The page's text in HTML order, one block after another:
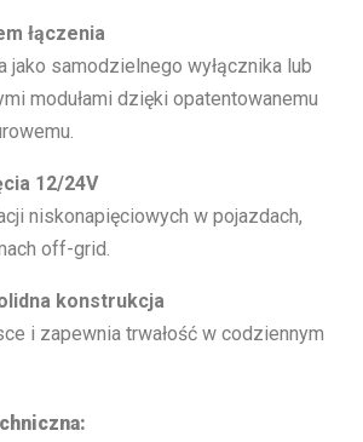
łączenia
jako samodzielnego wyłącznika lub
modułami dzięki opatentowanemu
12/24V
niskonapięciowych w pojazdach,
off-grid.
konstrukcja
i zapewnia trwałość w codziennym